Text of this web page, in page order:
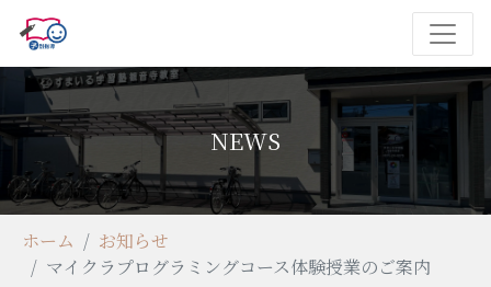
NEWS
ホーム
お知らせ
マイクラプログラミングコース体験授業のご案内